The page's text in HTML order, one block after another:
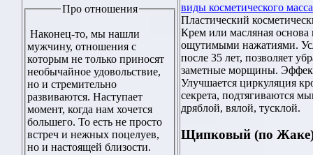
Про отношения
Наконец-то, мы нашли
мужчину, отношения с
которым не только приносят
необычайное удовольствие,
но и стремительно
развиваются. Наступает
момент, когда нам хочется
большего. То есть не просто
встреч и нежных поцелуев,
но и настоящей близости.
виды косметического
Пластический
Крем или масляная
ощутимыми нажатиями.
после 35 лет, позволяет
заметные морщины.
Улучшается циркуляция
секрета, подтягиваются
дряблой, вялой, тусклой.
Щипковый (по